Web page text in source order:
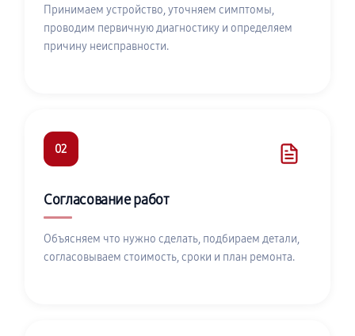
Принимаем устройство, уточняем симптомы,
проводим первичную диагностику и определяем
причину неисправности.
02
Согласование работ
Объясняем что нужно сделать, подбираем детали,
согласовываем стоимость, сроки и план ремонта.